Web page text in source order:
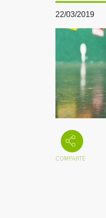
22/03/2019